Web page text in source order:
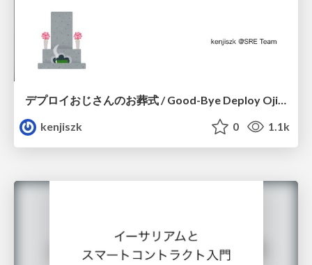
デプロイおじさんのお葬式 / Good-Bye Deploy Ojisan
kenjiszk
0 1.1k